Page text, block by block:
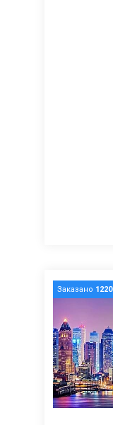
Заказано 1220